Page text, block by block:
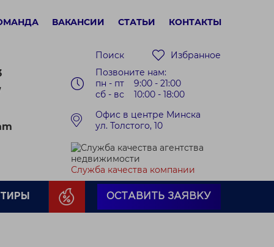
ВАКАНСИИ СТАТЬИ КОНТАКТЫ
Поиск
Избранное
Позвоните нам:
пн - пт 9:00 - 21:00
сб - вс 10:00 - 18:00
Офис в центре Минска
ул. Толстого, 10
Служба качества компании
ОСТАВИТЬ ЗАЯВКУ